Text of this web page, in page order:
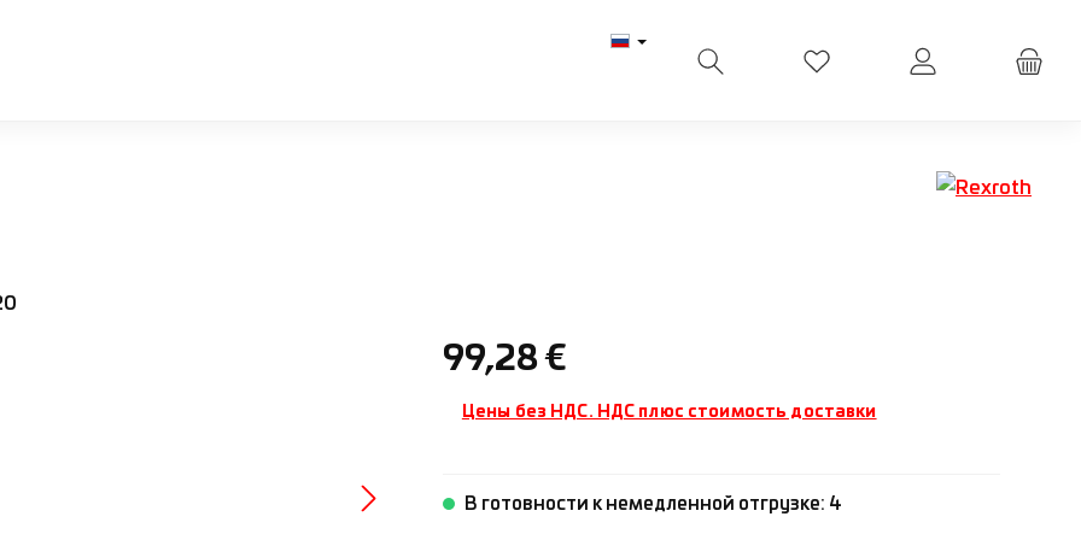
У вас есть товары из
Обычная цена:
99,28 €
Цены без НДС. НДС плюс стоимость доставки
В готовности к немедленной отгрузке: 4